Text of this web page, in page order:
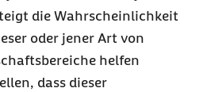
die Wahrscheinlichkeit
oder jener Art von
helfen
dass dieser